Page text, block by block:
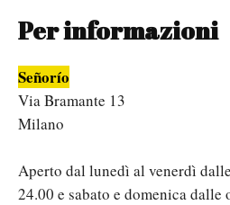
Per informazioni
Señorío
Via Bramante 13
Milano
Aperto dal lunedì al venerdì
24.00 e sabato e domenica dalle